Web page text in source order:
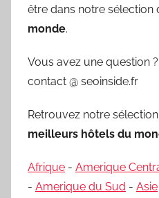
être dans notre sélection
monde.
Vous avez une question
contact @ seoinside.fr
Retrouvez notre
meilleurs hôtels du
Afrique - Amerique
- Amerique du Sud - Asie